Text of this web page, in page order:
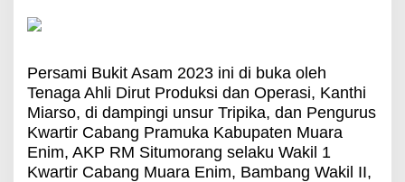
Persami Bukit Asam 2023 ini di buka oleh
Tenaga Ahli Dirut Produksi dan Operasi, Kanthi
Miarso, di dampingi unsur Tripika, dan Pengurus
Kwartir Cabang Pramuka Kabupaten Muara
Enim, AKP RM Situmorang selaku Wakil 1
Kwartir Cabang Muara Enim, Bambang Wakil II,